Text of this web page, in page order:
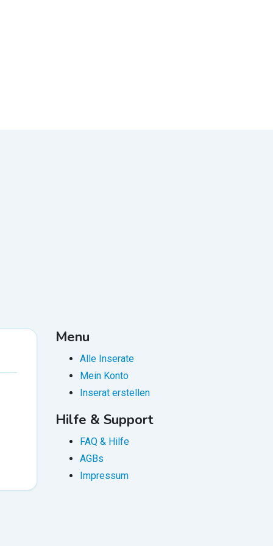
Menu
Alle Inserate
Mein Konto
Inserat erstellen
Hilfe & Support
FAQ & Hilfe
AGBs
Impressum